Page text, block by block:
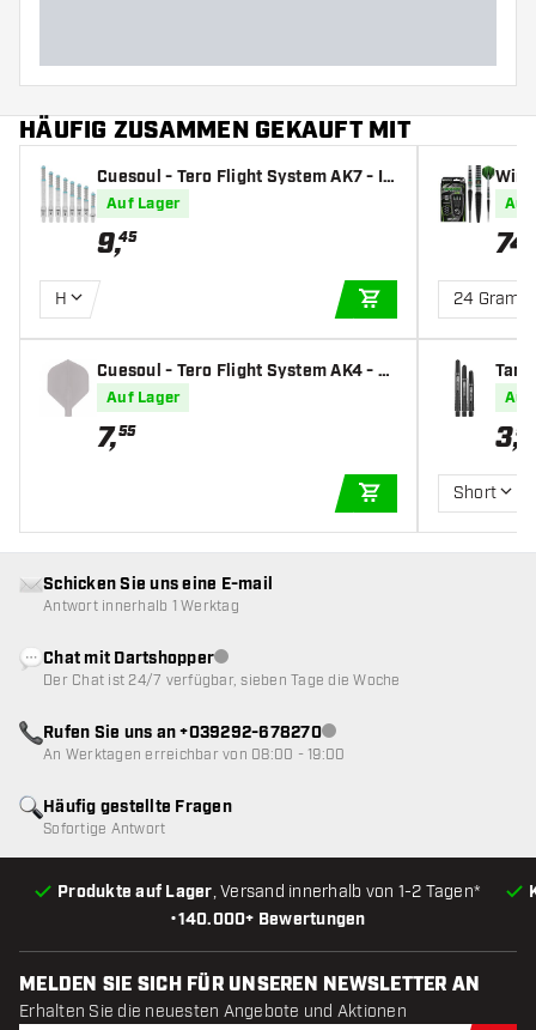
HÄUFIG ZUSAMMEN GEKAUFT MIT
Cuesoul - Tero Flight System AK7 - Ic
e Clear - Dart Shafts
Auf Lager
9,45
H
IN DEN
Cuesoul - Tero Flight System AK4 - Cl
ear Standard - Dart Flights
Auf Lager
7,55
IN DEN
eile
Auf
74
24 Gramm
afts
Auf
3,95
Short
•140.000+ Bewertungen
Produkte auf Lager, Versand innerhalb von 1-2 Tagen*
Häufig gestellte Fragen
Sofortige Antwort
Schicken Sie uns eine E-mail
Antwort innerhalb 1 Werktag
Chat mit DartshopperKundenservice nicht verfügbar
Der Chat ist 24/7 verfügbar, sieben Tage die Woche
Rufen Sie uns an +039292-678270Kundenservice nicht
An Werktagen erreichbar von 08:00 - 19:00
MELDEN SIE SICH FÜR UNSEREN NEWSLETTER AN
Erhalten Sie die neuesten Angebote und Aktionen